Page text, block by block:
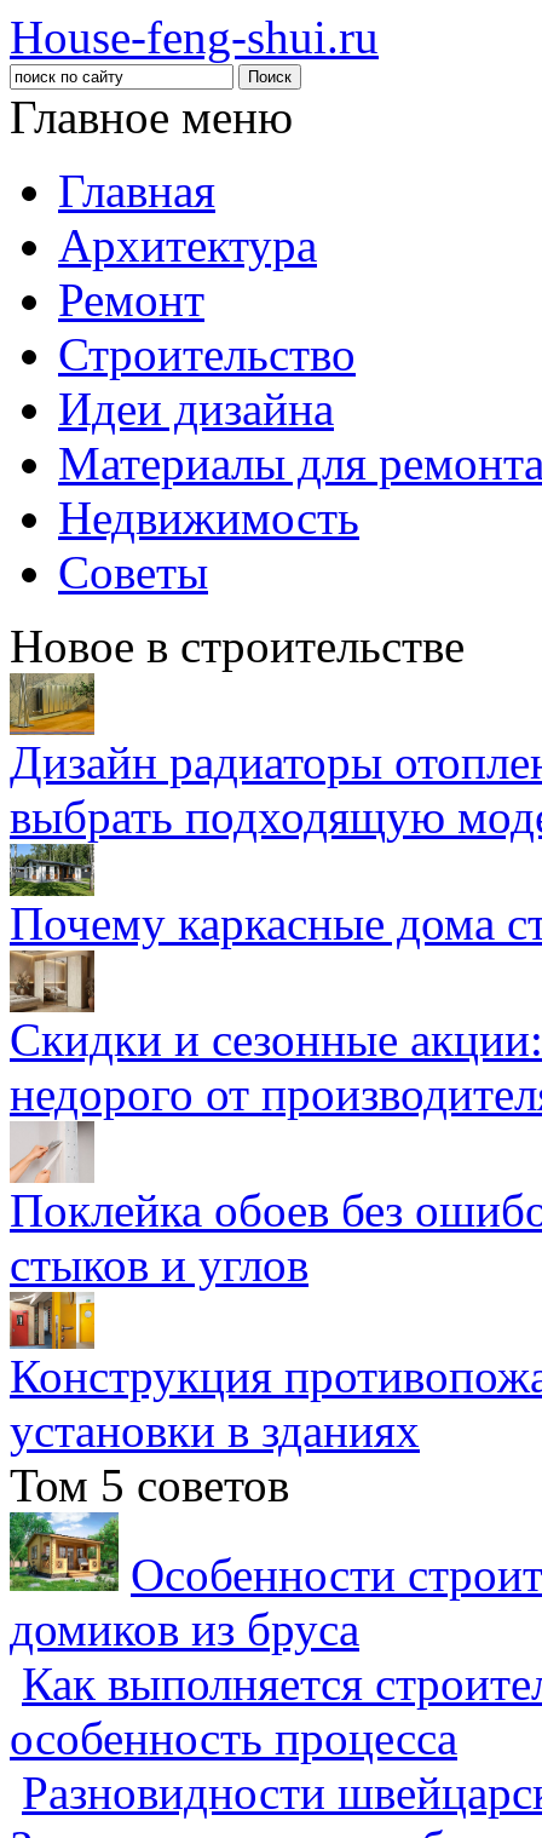
House-feng-shui.ru
Главное меню
Главная
Архитектура
Ремонт
Строительство
Идеи дизайна
Материалы для
Недвижимость
Советы
Новое в строительстве
Дизайн радиаторы
выбрать подходящую
Почему каркасные дома
Скидки и сезонные
недорого от
Поклейка обоев без
стыков и углов
Конструкция
установки в зданиях
Том 5 советов
Особенности
домиков из бруса
Как выполняется
особенность процесса
Разновидности